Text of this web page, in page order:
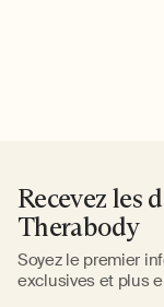
Recevez les
Therabody
Soyez le premier
exclusives et plus